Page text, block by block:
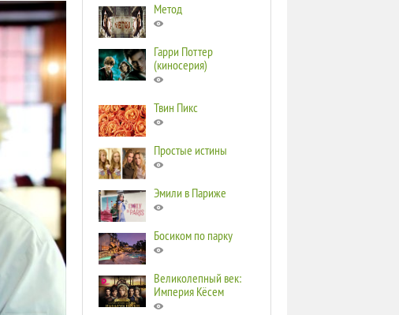
Метод
Гарри Поттер
(киносерия)
Твин Пикс
Простые истины
Эмили в Париже
Босиком по парку
Великолепный век:
Империя Кёсем